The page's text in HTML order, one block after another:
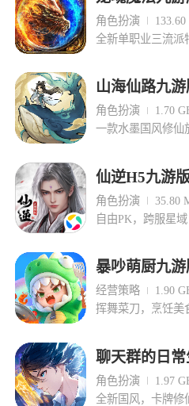
角色扮演
全新单职业三流派
山海仙路九游
角色扮演 1.70
一款水墨国风修仙
仙逆H5九游
角色扮演 35.80
自由PK，跨服星域
暴吵萌厨九游
经营策略 1.90
挥舞菜刀，烹饪美
聊天群的日
角色扮演 1.97
全新国风，卡牌修